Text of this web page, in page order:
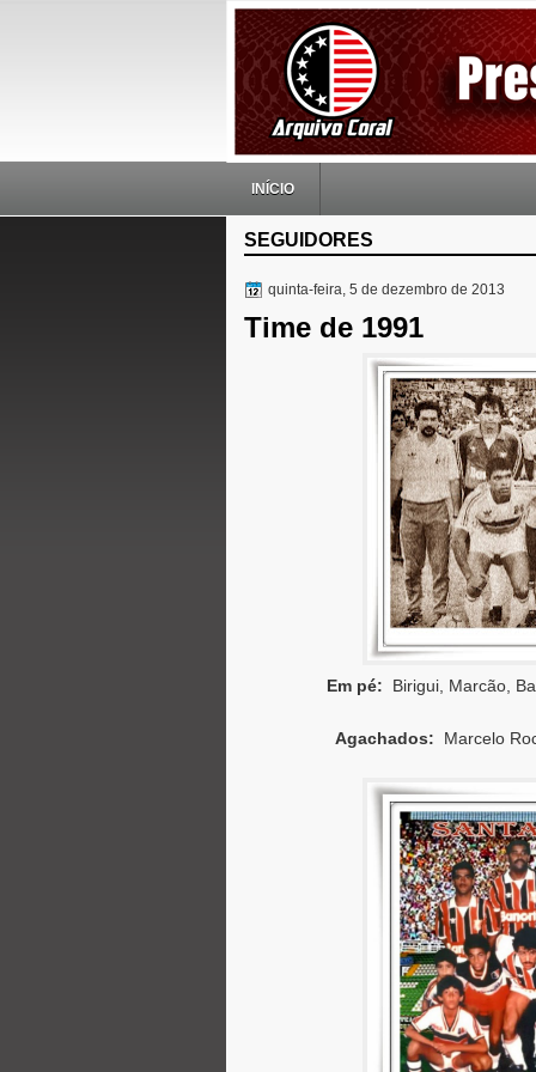
INÍCIO
SEGUIDORES
quinta-feira, 5 de dezembro de 2013
Time de 1991
Em pé: Birigui, Marcão,
Agachados: Marcelo